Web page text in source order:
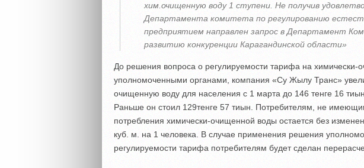
хим.очищенную воду 1 ступени. Не получив
Департамента комитета по регулированию
предприятием направлен запрос в Департамент
развитию конкуренции Карагандинской области»
До решения вопроса о регулируемости тарифа на химически-
уполномоченными органами, компания «Су Жылу Транс»
очищенную воду для населения с 1 марта до 146 тенге 16
Раньше он стоил 129тенге 57 тиын. Потребителям, не
потребления химически-очищенной воды остается без
куб. м. на 1 человека. В случае применения решения
регулируемости тарифа потребителям будет сделан